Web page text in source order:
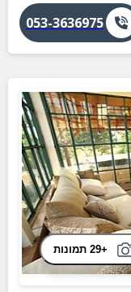
053-3636975
+29 תמונות